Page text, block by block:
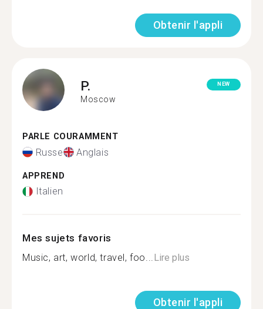
Obtenir l'appli
P.
Moscow
NEW
PARLE COURAMMENT
Russe Anglais
APPREND
Italien
Mes sujets favoris
Music, art, world, travel, foo...Lire plus
Obtenir l'appli